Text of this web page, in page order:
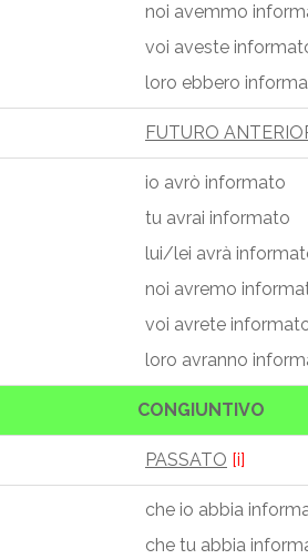
noi avemmo
voi aveste
loro ebbero
FUTURO
io avrò informato
tu avrai informato
lui/lei avrà
noi avremo
voi avrete
loro avranno
CONGIUNTIVO
PASSATO [i]
che io abbia
che tu abbia